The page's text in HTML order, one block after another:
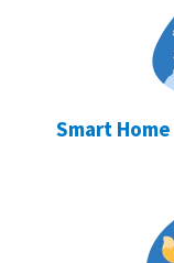
Smart